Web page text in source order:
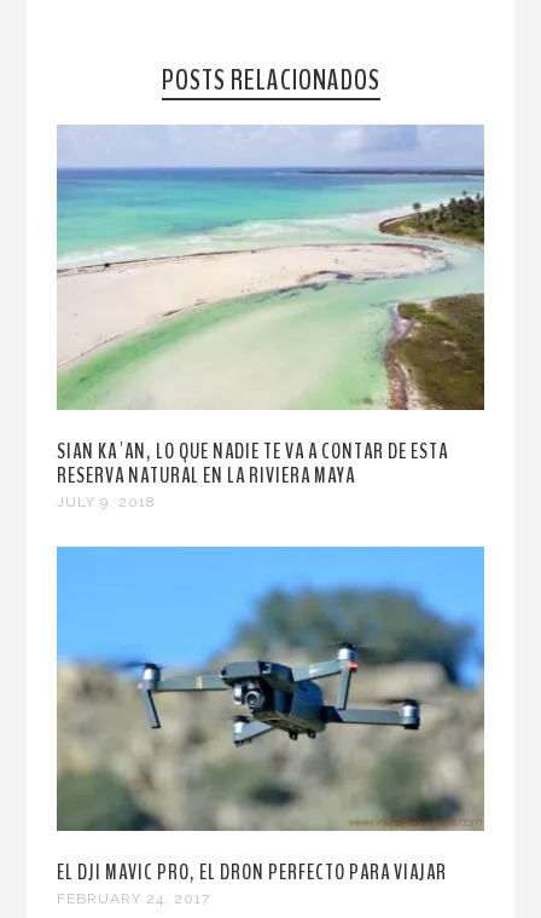
POSTS RELACIONADOS
SIAN KA´AN, LO QUE NADIE TE VA A CONTAR DE ESTA
RESERVA NATURAL EN LA RIVIERA MAYA
JULY 9, 2018
EL DJI MAVIC PRO, EL DRON PERFECTO PARA VIAJAR
FEBRUARY 24, 2017